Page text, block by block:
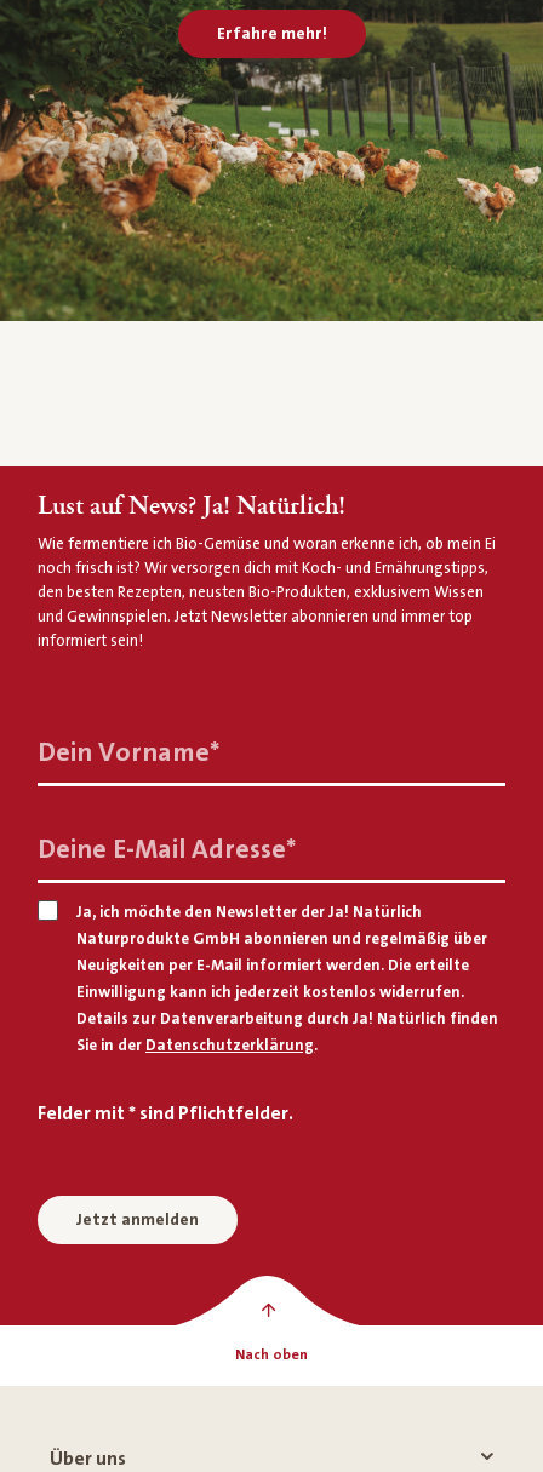
Erfahre mehr!
Lust auf News? Ja! Natürlich!
Wie fermentiere ich Bio-Gemüse und woran erkenne ich, ob mein Ei
noch frisch ist? Wir versorgen dich mit Koch- und Ernährungstipps,
den besten Rezepten, neusten Bio-Produkten, exklusivem Wissen
und Gewinnspielen. Jetzt Newsletter abonnieren und immer top
informiert sein!
Dein Vorname*
Deine E-Mail Adresse*
Ja, ich möchte den Newsletter der Ja! Natürlich
Naturprodukte GmbH abonnieren und regelmäßig über
Neuigkeiten per E-Mail informiert werden. Die erteilte
Einwilligung kann ich jederzeit kostenlos widerrufen.
Details zur Datenverarbeitung durch Ja! Natürlich finden
Sie in der Datenschutzerklärung.
Felder mit * sind Pflichtfelder.
Jetzt anmelden
Nach oben
Über uns